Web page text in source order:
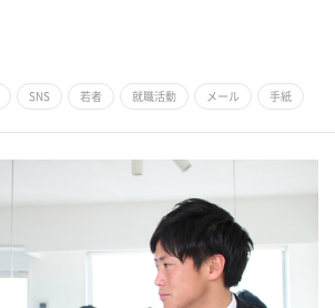
SNS 若者 就職活動 メール 手紙